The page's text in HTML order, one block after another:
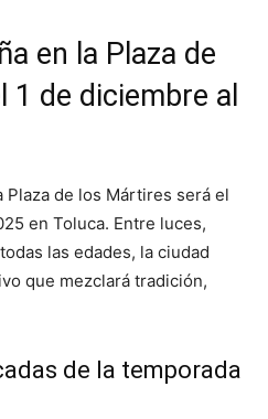
en la Plaza de
1 de diciembre al
Plaza de los Mártires será el
en Toluca. Entre luces,
las edades, la ciudad
que mezclará tradición,
de la temporada